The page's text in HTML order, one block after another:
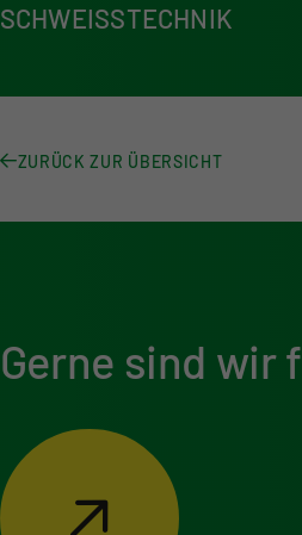
SCHWEISSTECHNIK
ZURÜCK ZUR ÜBERSICHT
Gerne sind wir